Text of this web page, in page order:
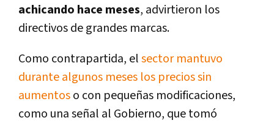
achicando hace meses, advirtieron los
directivos de grandes marcas.
Como contrapartida, elsector mantuvo
durante algunos meses los precios sin
aumentoso con pequeñas modificaciones,
como una señal al Gobierno, que tomó